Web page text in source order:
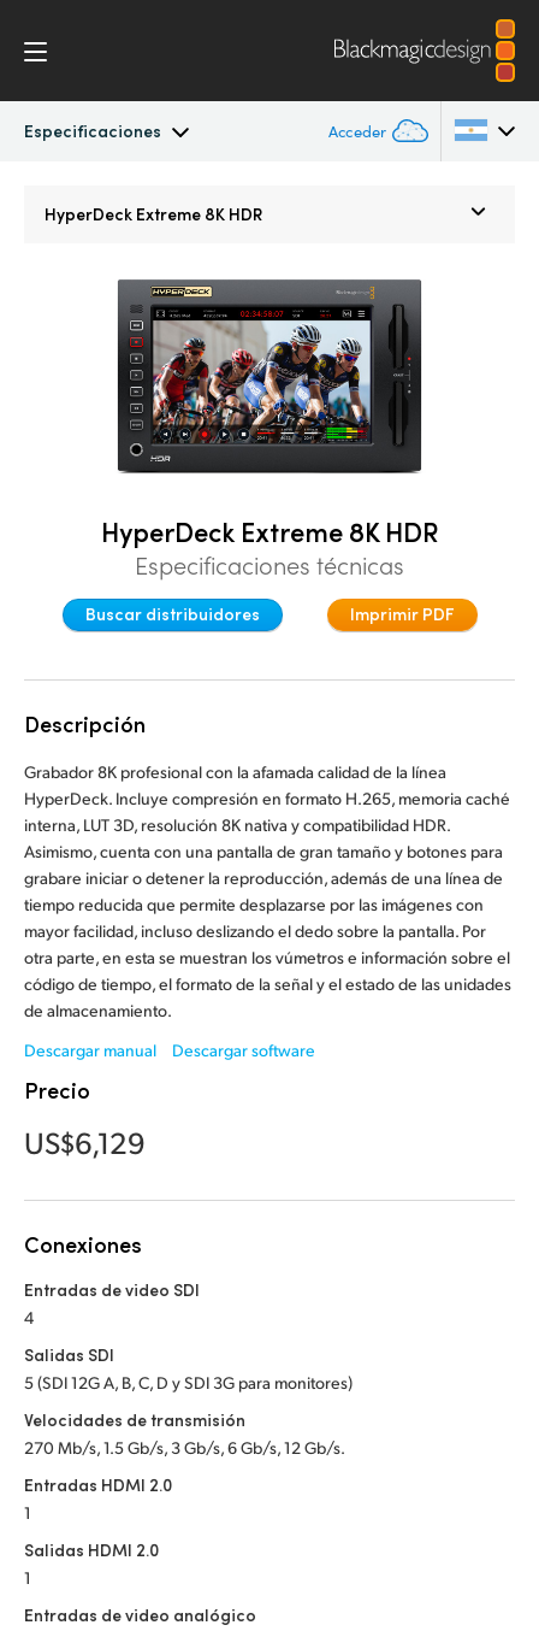
Especificaciones Acceder
Especificaciones
Austria
Brazil
Canada
China
Finland
France
Hong Kong SAR, China
India
Italy
Japan
Korea
Mexico
New Zealand
Portugal
South Africa
España
Sweden
Chinese Taipei
HyperDeck Extreme 8K HDR
HyperDeck Extreme 8K HDR
Especificaciones técnicas
Buscar distribuidores Imprimir PDF
Descripción
Grabador 8K profesional con la afamada calidad de la línea
HyperDeck. Incluye compresión en formato H.265, memoria caché
interna, LUT 3D, resolución 8K nativa y compatibilidad HDR.
Asimismo, cuenta con una pantalla de gran tamaño y botones para
grabare iniciar o detener la reproducción, además de una línea de
tiempo reducida que permite desplazarse por las imágenes con
mayor facilidad, incluso deslizando el dedo sobre la pantalla. Por
otra parte, en esta se muestran los vúmetros e información sobre el
código de tiempo, el formato de la señal y el estado de las unidades
de almacenamiento.
Descargar manual
Descargar software
Precio
US$6,129
Conexiones
Entradas de video SDI
4
Salidas SDI
5 (SDI 12G A, B, C, D y SDI 3G para monitores)
Velocidades de transmisión
270 Mb/s, 1.5 Gb/s, 3 Gb/s, 6 Gb/s, 12 Gb/s.
Entradas HDMI 2.0
1
Salidas HDMI 2.0
1
Entradas de video analógico